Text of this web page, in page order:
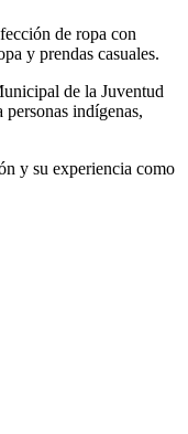
de ropa con
y prendas casuales.
de la Juventud
indígenas,
y su experiencia como